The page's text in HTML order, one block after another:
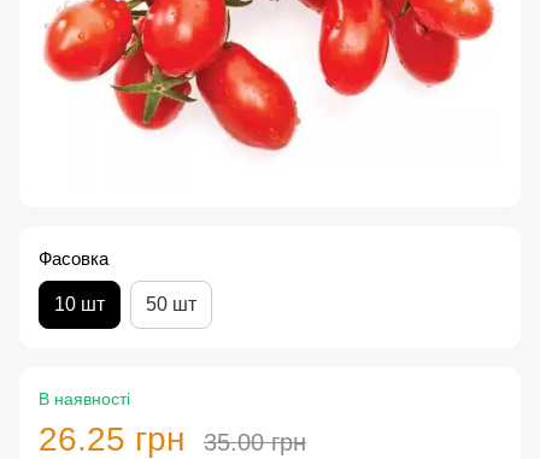
Фасовка
10 шт 50 шт
В наявності
26.25 грн 35.00 грн